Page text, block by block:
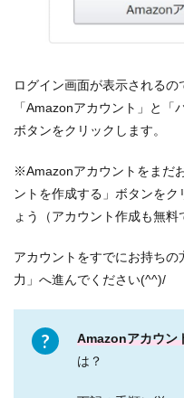
ログイン画面が表示される
「Amazonアカウント」と「
ボタンをクリックします。
※Amazonアカウントをまだ
ントを作成する」ボタンを
ょう（アカウント作成も無料
アカウントをすでにお持ち
力」へ進んでください(^^)/
Amazonアカウン
は？